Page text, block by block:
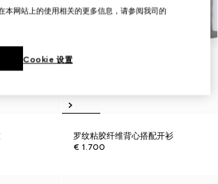
罗纹粘胶纤维背心搭配开衫
€ 1.700
本网站上的使用相关的更多信息，请参阅我司的
Cookie 设置